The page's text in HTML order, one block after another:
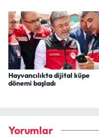
Hayvancılıkta dijital küpe
dönemi başladı
Yorumlar